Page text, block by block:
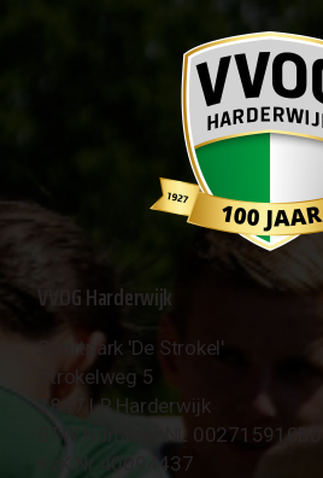
VVOG Harderwijk
Sportpark 'De Strokel'
Strokelweg 5
3847 LR Harderwijk
BTW Nummer NL 002715910B01
KvK Nr 40094437